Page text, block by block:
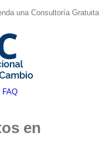
una Consultoría Gratuita
FAQ
en